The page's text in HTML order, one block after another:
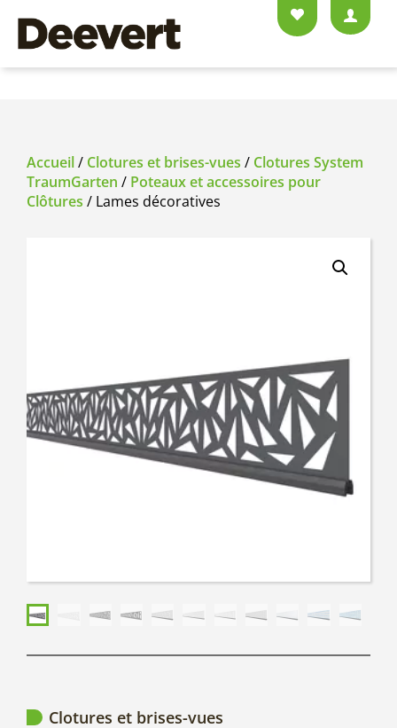
Accueil/ Clotures et brises-vues / Clotures System
TraumGarten / Poteaux et accessoires pour
Clôtures / Lames décoratives
Clotures et brises-vues